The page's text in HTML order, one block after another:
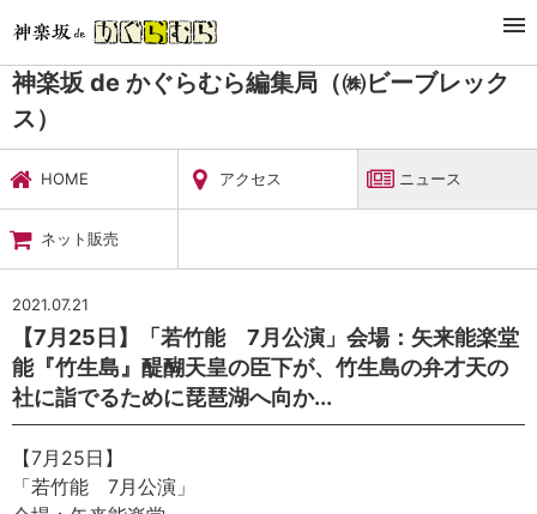
暮らし・娯楽
神楽坂 de かぐらむら編集局（㈱ビーブレックス）
ニュース
神楽坂 de かぐらむら編集局（㈱ビーブレック
ス）
HOME アクセス ニュース
ネット販売
2021.07.21
【7月25日】「若竹能 7月公演」会場：矢来能楽堂
能『竹生島』醍醐天皇の臣下が、竹生島の弁才天の
社に詣でるために琵琶湖へ向か...
【7月25日】
「若竹能 7月公演」